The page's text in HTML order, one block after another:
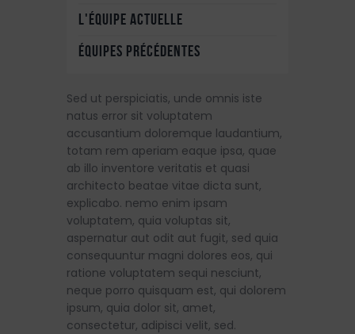
L'équipe actuelle
Équipes précédentes
Sed ut perspiciatis, unde omnis iste
natus error sit voluptatem
accusantium doloremque laudantium,
totam rem aperiam eaque ipsa, quae
ab illo inventore veritatis et quasi
architecto beatae vitae dicta sunt,
explicabo. nemo enim ipsam
voluptatem, quia voluptas sit,
aspernatur aut odit aut fugit, sed quia
consequuntur magni dolores eos, qui
ratione voluptatem sequi nesciunt,
neque porro quisquam est, qui dolorem
ipsum, quia dolor sit, amet,
consectetur, adipisci velit, sed.